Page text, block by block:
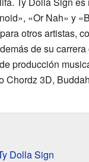
«Or Nah» y
otros artistas,
de su
producción
Chordz 3D,
Dolla Sign